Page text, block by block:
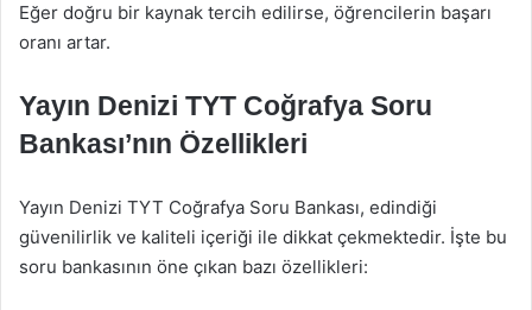
Eğer doğru bir kaynak tercih edilirse, öğrencilerin başarı
oranı artar.
Yayın Denizi TYT Coğrafya Soru
Bankası’nın Özellikleri
Yayın Denizi TYT Coğrafya Soru Bankası, edindiği
güvenilirlik ve kaliteli içeriği ile dikkat çekmektedir. İşte bu
soru bankasının öne çıkan bazı özellikleri: